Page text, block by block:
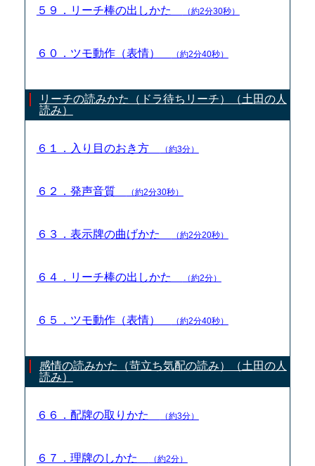
５９．リーチ棒の出しかた （約2分30秒）
６０．ツモ動作（表情） （約2分40秒）
リーチの読みかた（ドラ待ちリーチ）（土田の人
読み）
６１．入り目のおき方 （約3分）
６２．発声音質 （約2分30秒）
６３．表示牌の曲げかた （約2分20秒）
６４．リーチ棒の出しかた （約2分）
６５．ツモ動作（表情） （約2分40秒）
感情の読みかた（苛立ち気配の読み）（土田の人
読み）
６６．配牌の取りかた （約3分）
６７．理牌のしかた （約2分）